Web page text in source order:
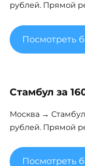
рублей. Прямой
Посмотреть
Стамбул за
Москва →
рублей. Прямой
Посмотреть